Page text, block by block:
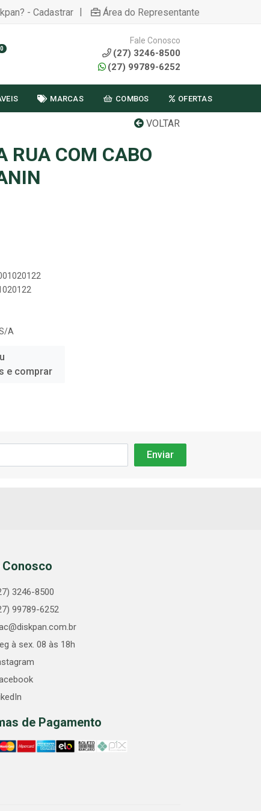
- Cadastrar | Área do Representante
0
Fale Conosco
(27) 3246-8500
(27) 99789-6252
MARCAS COMBOS OFERTAS
VOLTAR
RUA COM CABO
A
e comprar
Conosco
3246-8500
99789-6252
à sex. 08 às 18h
de Pagamento